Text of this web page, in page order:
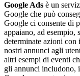
Google Ads è un
Google che può
Google ci consente di
appaiano, ad esempio,
determinate azioni con
nostri annunci agli
altri esempi di eventi
gli annunci includono,